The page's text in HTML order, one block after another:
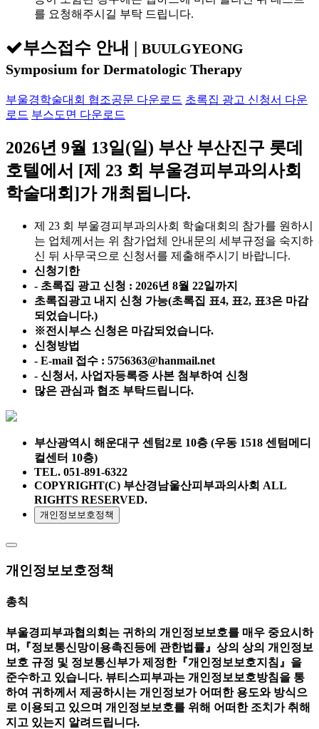
를 요청해주시길 부탁 드립니다.
부스접수 안내 | BUULGYEONG
Symposium for Dermatologic Therapy
부울경학술대회 협조공문 다운로드 초록집 광고 신청서 다운
로드 부스도면 다운로드
2026년 9월 13일(일) 부산 부산진구 롯데
호텔에서 [제 23 회 부울경피부과의사회
학술대회]가 개최됩니다.
제 23 회 부울경피부과의사회 학술대회의 참가를 원하시
는 업체께서는 위 참가업체 안내문의 세부규정을 숙지하
신 뒤 사무국으로 신청서를 제출해주시기 바랍니다.
신청기한
- 초록집 광고 신청 : 2026년 8월 22일까지
초록집광고 내지 신청 가능(초록집 표4, 표2, 표3은 마감
되었습니다.)
※전시부스 신청은 마감되었습니다.
신청방법
- E-mail 접수 : 5756363@hanmail.net
- 신청서, 사업자등록증 사본 첨부하여 신청
많은 관심과 협조 부탁드립니다.
부산광역시 해운대구 센텀2로 10층 (우동 1518 센텀메디
컬센터 10층)
TEL. 051-891-6322
COPYRIGHT(C) 부산경남울산피부과의사회 ALL
RIGHTS RESERVED.
개인정보보호정책
개인정보보호정책
총칙
부울경피부과협의회는 귀하의 개인정보보호를 매우 중요시하
며,『정보통신망이용촉진등에 관한법률』상의 상의 개인정보
보호 규정 및 정보통신부가 제정한『개인정보보호지침』을
준수하고 있습니다. 뷰티스피부과는 개인정보보호방침을 통
하여 귀하께서 제공하시는 개인정보가 어떠한 용도와 방식으
로 이용되고 있으며 개인정보보호를 위해 어떠한 조치가 취해
지고 있는지 알려드립니다.